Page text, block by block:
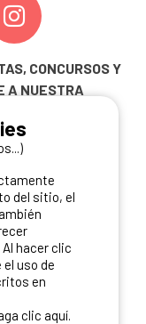
CONCURSOS Y
A NUESTRA
del sitio, el
hacer clic
uso de
en
clic aquí.